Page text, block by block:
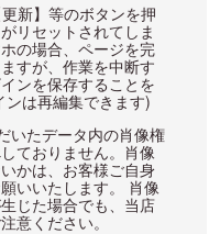
新】等のボタンを押
リセットされてしま
の場合、ページを完
すが、作業を中断す
ンを保存することを
ンは再編集できます)
いたデータ内の肖像権
ておりません。肖像
かは、お客様ご自身
いいたします。 肖像
じた場合でも、当店
意ください。